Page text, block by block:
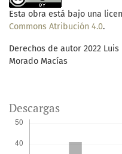
Esta obra está bajo una
Commons Atribución 4.0.
Derechos de autor 2022
Morado Macías
Descargas